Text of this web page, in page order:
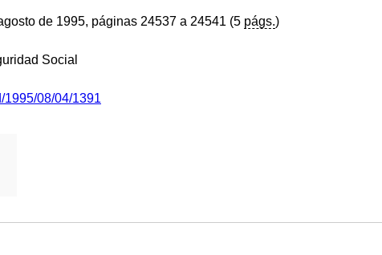
de 1995, páginas 24537 a 24541 (5 págs.)
Social
1995/08/04/1391